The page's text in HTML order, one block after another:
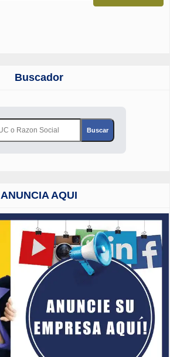
Buscador
ANUNCIA AQUI